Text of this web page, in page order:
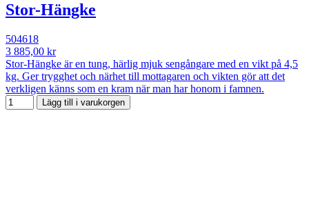
Stor-Hängke
504618
3 885,00 kr
Stor-Hängke är en tung, härlig mjuk sengångare med en vikt på 4,5
kg. Ger trygghet och närhet till mottagaren och vikten gör att det
verkligen känns som en kram när man har honom i famnen.
Lägg till i varukorgen